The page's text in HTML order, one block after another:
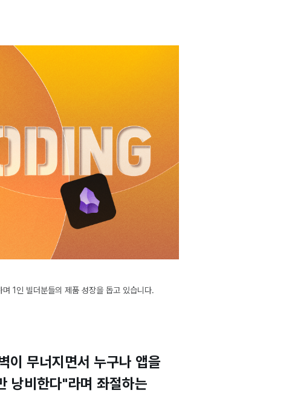
1인 빌더분들의 제품 성장을 돕고 있습니다.
이 무너지면서 누구나 앱을
낭비한다"라며 좌절하는